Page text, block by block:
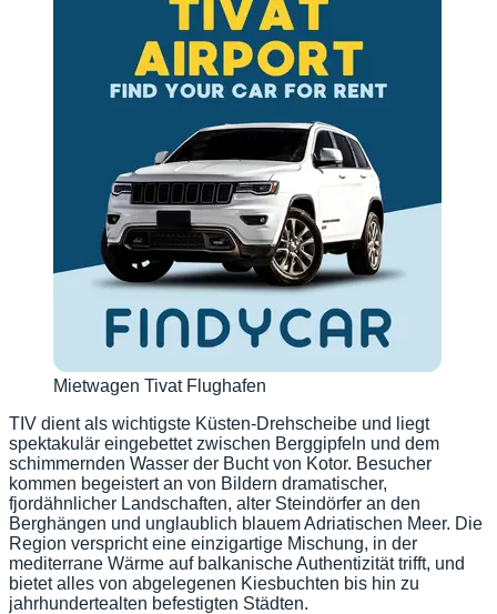
Mietwagen Tivat Flughafen
TIV dient als wichtigste Küsten-Drehscheibe und liegt
spektakulär eingebettet zwischen Berggipfeln und dem
schimmernden Wasser der Bucht von Kotor. Besucher
kommen begeistert an von Bildern dramatischer,
fjordähnlicher Landschaften, alter Steindörfer an den
Berghängen und unglaublich blauem Adriatischen Meer. Die
Region verspricht eine einzigartige Mischung, in der
mediterrane Wärme auf balkanische Authentizität trifft, und
bietet alles von abgelegenen Kiesbuchten bis hin zu
jahrhundertealten befestigten Städten.